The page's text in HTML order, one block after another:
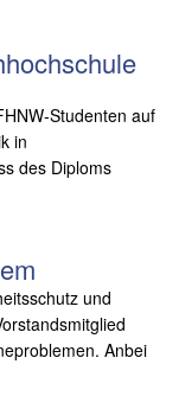
Studenten auf
in
des Diploms
und
Anbei